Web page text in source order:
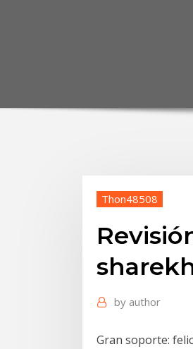
Thon48508
by author
Gran soporte: